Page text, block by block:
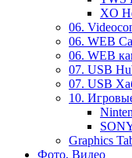
XO
06.
06. WEB
06. WEB
07. USB
07. USB
10.
Graphics
Фото, Видео